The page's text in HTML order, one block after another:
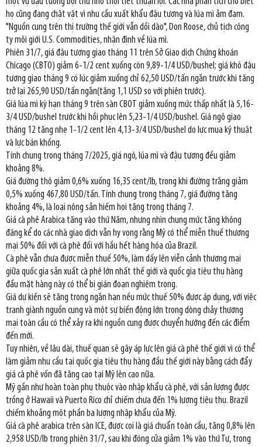
họ cũng đang chật vật vì nhu cầu xuất khẩu đậu tương và lúa mì ảm đạm.
"Nguồn cung trên thị trường thế giới vẫn dồi dào", Don Roose, chủ tịch công
ty môi giới U.S. Commodities, nhận định về lúa mì.
Phiên 31/7, giá đậu tương giao tháng 11 trên Sở Giao dịch Chứng khoán
Chicago (CBTO) giảm 6-1/2 cent xuống còn 9,89-1/4 USD/bushel; giá khô đậu
tương giao tháng 9 có lúc giảm xuống chỉ 62,50 USD/tấn ngắn trước khi tăng
trở lại 265,90 USD/tấn ngắn(tăng 1,1 USD so với phiên trước).
Giá lúa mì kỳ hạn tháng 9 trên sàn CBOT giảm xuống mức thấp nhất là 5,16-
3/4 USD/bushel trước khi hồi phục lên 5,23-1/4 USD/bushel. Giá ngô giao
tháng 12 tăng nhẹ 1-1/2 cent lên 4,13-3/4 USD/bushel do lực mua kỹ thuật
và lực bán khống.
Tính chung trong tháng 7/2025, giá ngô, lúa mì và đậu tương đều giảm
khoảng 8%.
Giá đường thô giảm 0,6% xuống 16,35 cent/lb, trong khi đường trắng giảm
0,5% xuống 467,80 USD/tấn. Tính chung trong tháng 7, giá đường tăng
khoảng 4%, là loại nông sản hiếm hoi tăng trong tháng 7.
Giá cà phê Arabica tăng vào thứ Năm, nhưng nhìn chung mức tăng không
đáng kể do các nhà giao dịch vẫn hy vọng rằng Mỹ có thể miễn thuế thương
mại 50% đối với cà phê đối với hầu hết hàng hóa của Brazil.
Cà phê vẫn chưa được miễn thuế 50%, làm dấy lên viễn cảnh thương mại
giữa quốc gia sản xuất cà phê lớn nhất thế giới và quốc gia tiêu thụ hàng
đầu mặt hàng này có thể bị gián đoạn nghiêm trọng.
Giá dự kiến sẽ tăng trong ngắn hạn nếu mức thuế 50% được áp dụng, với việc
tranh giành nguồn cung và một sự biến động lớn trong dòng chảy thương
mại toàn cầu có thể xảy ra khi nguồn cung được chuyển hướng đến các điểm
đến mới.
Tuy nhiên, về lâu dài, thuế quan sẽ gây áp lực lên giá cà phê thế giới vì có thể
làm giảm nhu cầu tại quốc gia tiêu thụ hàng đầu thế giới này bằng cách đẩy
giá cà phê vốn đã tăng cao tại Mỹ lên cao nữa.
Mỹ gần như hoàn toàn phụ thuộc vào nhập khẩu cà phê, với sản lượng được
trồng ở Hawaii và Puerto Rico chỉ chiếm chưa đến 1% lượng tiêu thụ. Brazil
chiếm khoảng một phần ba lượng nhập khẩu của Mỹ.
Giá cà phê arabica trên sàn ICE, được coi là giá chuẩn toàn cầu, tăng 0,8% lên
2,958 USD/lb trong phiên 31/7, sau khi đóng cửa giảm 1% vào thứ Tư, trong